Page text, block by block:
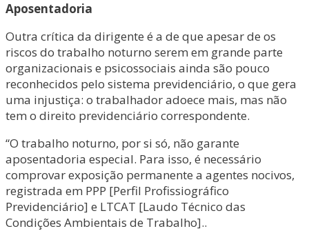
Aposentadoria
Outra crítica da dirigente é a de que apesar de os
riscos do trabalho noturno serem em grande parte
organizacionais e psicossociais ainda são pouco
reconhecidos pelo sistema previdenciário, o que gera
uma injustiça: o trabalhador adoece mais, mas não
tem o direito previdenciário correspondente.
“O trabalho noturno, por si só, não garante
aposentadoria especial. Para isso, é necessário
comprovar exposição permanente a agentes nocivos,
registrada em PPP [Perfil Profissiográfico
Previdenciário] e LTCAT [Laudo Técnico das
Condições Ambientais de Trabalho]..